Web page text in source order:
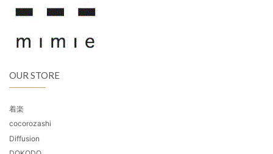
OUR STORE
着楽
cocorozashi
Diffusion